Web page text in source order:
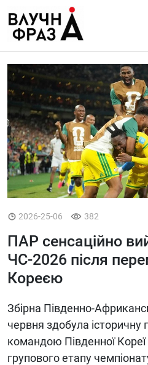
содержимому
Політика
Гроші
Життя
Лайфстайл
ТехноНаука
Людина
Про нас
2026-25-06 382
ПАР сенсаційно
ЧС-2026 після
Кореєю
Збірна Південно-
червня здобула історичну
командою Південної Кореї
групового етапу